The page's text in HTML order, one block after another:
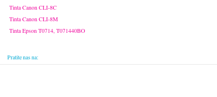
Tinta Canon CLI-8C
Tinta Canon CLI-8M
Tinta Epson T0714, T071440BO
Pratite nas na: